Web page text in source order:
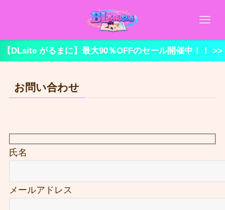
【DLsite がるまに】最大90％OFFのセール開催中！！ >>
お問い合わせ
氏名
メールアドレス